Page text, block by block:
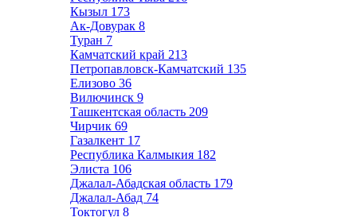
Кызыл 173
Ак-Довурак 8
Туран 7
Камчатский край 213
Петропавловск-Камчатский 135
Елизово 36
Вилючинск 9
Ташкентская область 209
Чирчик 69
Газалкент 17
Республика Калмыкия 182
Элиста 106
Джалал-Абадская область 179
Джалал-Абад 74
Токтогул 8